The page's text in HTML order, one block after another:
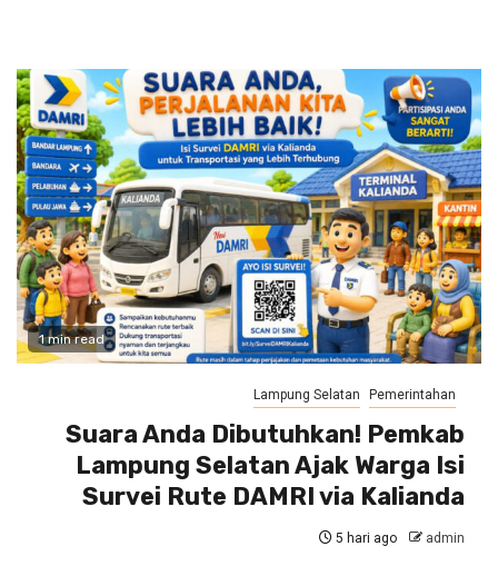
1 min read
Lampung Selatan Pemerintahan
Suara Anda Dibutuhkan! Pemkab
Lampung Selatan Ajak Warga Isi
Survei Rute DAMRI via Kalianda
5 hari ago admin